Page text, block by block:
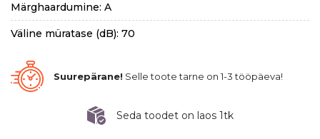
Märghaardumine: A
Väline müratase (dB): 70
Suurepärane! Selle toote tarne on 1-3 tööpäeva!
Seda toodet on laos 1tk